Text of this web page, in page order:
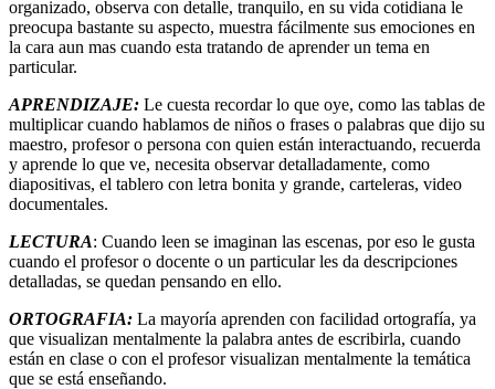
organizado, observa con detalle, tranquilo, en su vida cotidiana le
preocupa bastante su aspecto, muestra fácilmente sus emociones en
la cara aun mas cuando esta tratando de aprender un tema en
particular.
APRENDIZAJE: Le cuesta recordar lo que oye, como las tablas de
multiplicar cuando hablamos de niños o frases o palabras que dijo su
maestro, profesor o persona con quien están interactuando, recuerda
y aprende lo que ve, necesita observar detalladamente, como
diapositivas, el tablero con letra bonita y grande, carteleras, video
documentales.
LECTURA: Cuando leen se imaginan las escenas, por eso le gusta
cuando el profesor o docente o un particular les da descripciones
detalladas, se quedan pensando en ello.
ORTOGRAFIA: La mayoría aprenden con facilidad ortografía, ya
que visualizan mentalmente la palabra antes de escribirla, cuando
están en clase o con el profesor visualizan mentalmente la temática
que se está enseñando.